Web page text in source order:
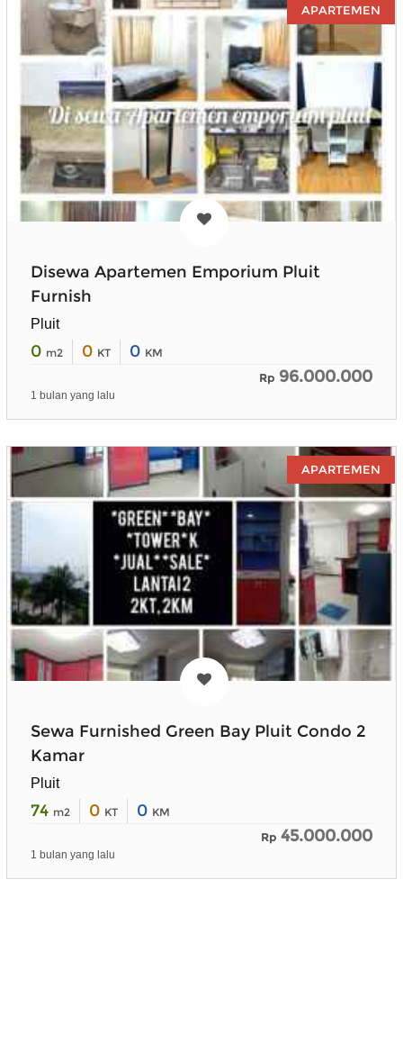
APARTEMEN
Disewa Apartemen Emporium Pluit
Furnish
Pluit
0 m2 0 KT 0 KM
Rp 96.000.000
1 bulan yang lalu
APARTEMEN
Sewa Furnished Green Bay Pluit Condo 2
Kamar
Pluit
74 m2 0 KT 0 KM
Rp 45.000.000
1 bulan yang lalu